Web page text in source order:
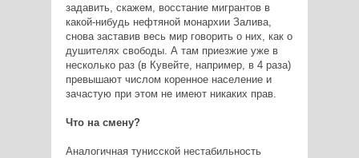
задавить, скажем, восстание мигрантов в
какой-нибудь нефтяной монархии Залива,
снова заставив весь мир говорить о них, как о
душителях свободы. А там приезжие уже в
несколько раз (в Кувейте, например, в 4 раза)
превышают числом коренное население и
зачастую при этом не имеют никаких прав.
Что на смену?
Аналогичная тунисской нестабильность